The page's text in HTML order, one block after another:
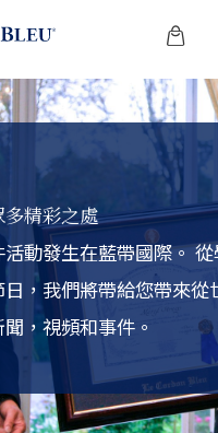
精彩之處
動發生在藍帶國際。
，我們將帶給您帶來從
，視頻和事件。